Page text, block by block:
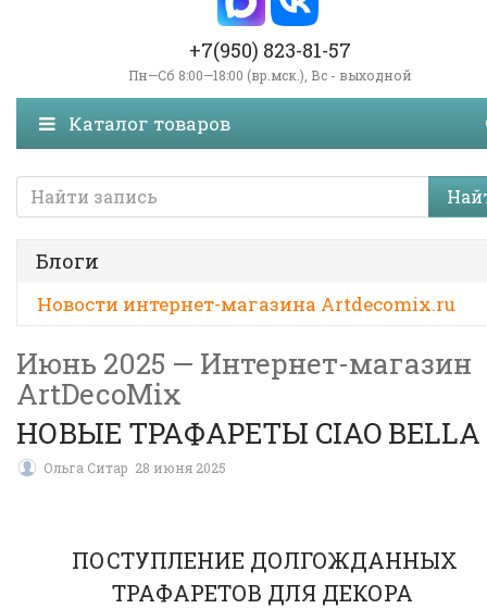
+7(950) 823-81-57
Пн—Сб 8:00—18:00 (вр.мск.), Вс - выходной
Каталог товаров
Блоги
Новости интернет-магазина Artdecomix.ru
Июнь 2025 — Интернет-магазин
ArtDecoMix
НОВЫЕ ТРАФАРЕТЫ CIAO BELLA
Ольга Ситар 28 июня 2025
ПОСТУПЛЕНИЕ ДОЛГОЖДАННЫХ
ТРАФАРЕТОВ ДЛЯ ДЕКОРА